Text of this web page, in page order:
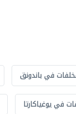
في باندونق
في يوغياكارتا